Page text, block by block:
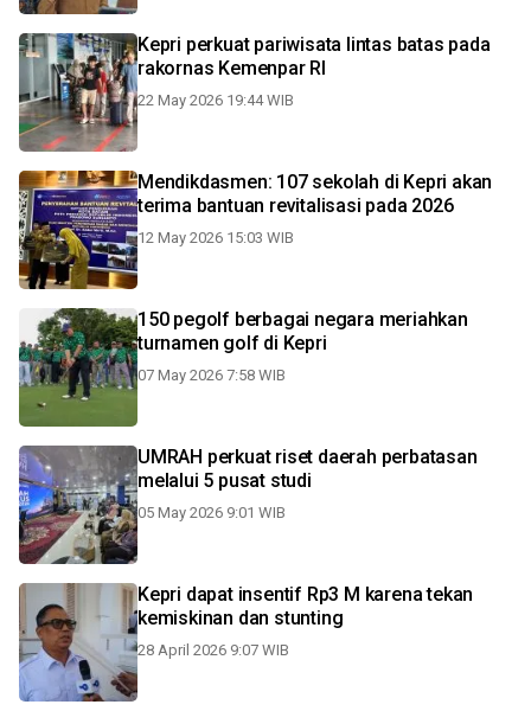
Kepri perkuat pariwisata lintas batas pada
rakornas Kemenpar RI
22 May 2026 19:44 WIB
Mendikdasmen: 107 sekolah di Kepri akan
terima bantuan revitalisasi pada 2026
12 May 2026 15:03 WIB
150 pegolf berbagai negara meriahkan
turnamen golf di Kepri
07 May 2026 7:58 WIB
UMRAH perkuat riset daerah perbatasan
melalui 5 pusat studi
05 May 2026 9:01 WIB
Kepri dapat insentif Rp3 M karena tekan
kemiskinan dan stunting
28 April 2026 9:07 WIB